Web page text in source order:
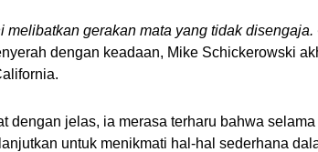
melibatkan gerakan mata yang tidak
dengan keadaan, Mike Schickerowski
dengan jelas, ia merasa terharu bahwa
untuk menikmati hal-hal sederhana